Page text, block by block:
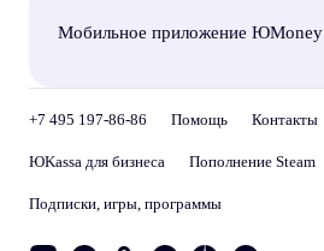
Мобильное приложение ЮMoney
+7 495 197-86-86 Помощь Контакты
ЮKassa для бизнеса Пополнение Steam
Подписки, игры, программы